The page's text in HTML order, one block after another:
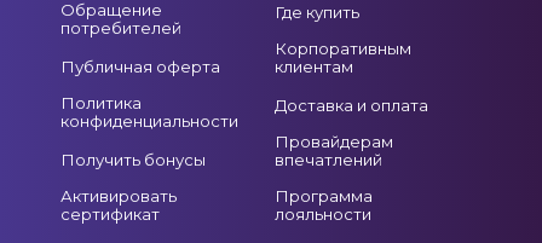
Обращение
потребителей
Публичная оферта
Политика
конфиденциальности
Получить бонусы
Активировать
сертификат
Где купить
Корпоративным
клиентам
Доставка и оплата
Провайдерам
впечатлений
Программа
лояльности